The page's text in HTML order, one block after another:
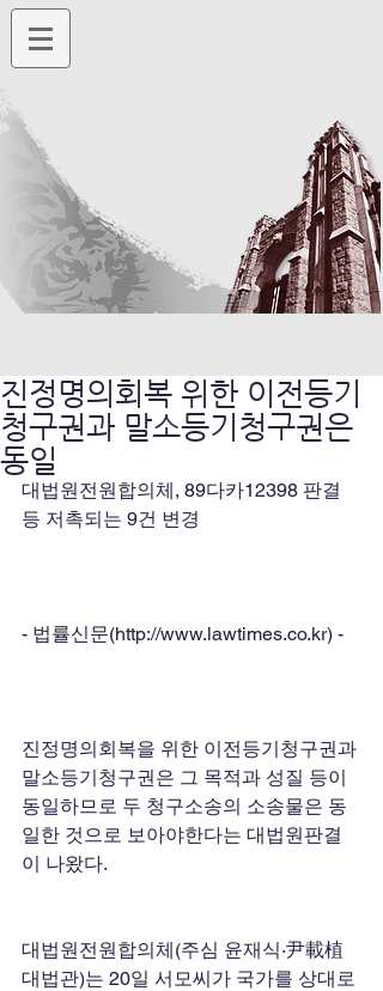
진정명의회복 위한 이전등기
청구권과 말소등기청구권은
동일
대법원전원합의체, 89다카12398 판결
등 저촉되는 9건 변경
- 법률신문(http://www.lawtimes.co.kr) -
진정명의회복을 위한 이전등기청구권과
말소등기청구권은 그 목적과 성질 등이
동일하므로 두 청구소송의 소송물은 동
일한 것으로 보아야한다는 대법원판결
이 나왔다.
대법원전원합의체(주심 윤재식·尹載植
대법관)는 20일 서모씨가 국가를 상대로